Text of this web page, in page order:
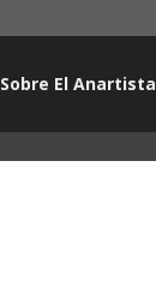
Sobre El Anartista